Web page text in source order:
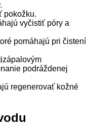
pokožku.
vyčistiť póry a
pomáhajú pri čistení
podráždenej
regenerovať kožné